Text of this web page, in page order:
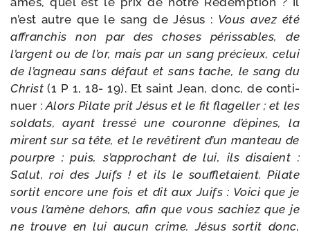
n’est autre que le sang de Jésus : Vous avez été
affran­chis non par des choses péris­sables, de
l’argent ou de l’or, mais par un sang pré­cieux, celui
de l’a­gneau sans défaut et sans tache, le sang du
Christ (1 P 1, 18- 19). Et saint Jean, donc, de conti­
nuer :Alors Pilate prit Jésus et le fit fla­gel­ler ; et les
sol­dats, ayant tres­sé une cou­ronne d’é­pines, la
mirent sur sa tête, et le revê­tirent d’un man­teau de
pourpre ; puis, s’ap­pro­chant de lui, ils disaient :
Salut, roi des Juifs ! et ils le souf­fle­taient. Pilate
sor­tit encore une fois et dit aux Juifs : Voici que je
vous l’a­mène dehors, afin que vous sachiez que je
ne trouve en lui aucun crime. Jésus sor­tit donc,